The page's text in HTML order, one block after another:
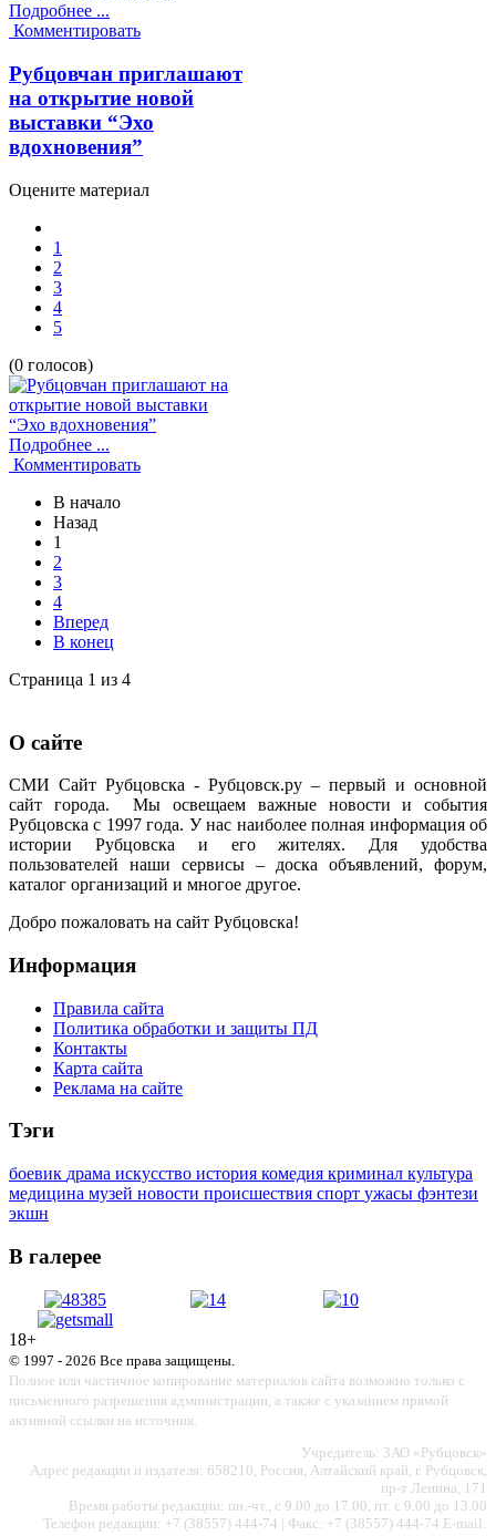
Подробнее ...
Комментировать
Рубцовчан приглашают
на открытие новой
выставки “Эхо
вдохновения”
Оцените материал
1
2
3
4
5
(0 голосов)
Подробнее ...
Комментировать
В начало
Назад
1
2
3
4
Вперед
В конец
Страница 1 из 4
О сайте
СМИ Сайт Рубцовска - Рубцовск.ру – первый и основной
сайт города. Мы освещаем важные новости и события
Рубцовска с 1997 года. У нас наиболее полная информация об
истории Рубцовска и его жителях. Для удобства
пользователей наши сервисы – доска объявлений, форум,
каталог организаций и многое другое.
Добро пожаловать на сайт Рубцовска!
Информация
Правила сайта
Политика обработки и защиты ПД
Контакты
Карта сайта
Реклама на сайте
Тэги
боевик драма искусство история комедия криминал культура
медицина музей новости происшествия спорт ужасы фэнтези
экшн
В галерее
18+
© 1997 - 2026 Все права защищены.
Полное или частичное копирование материалов сайта возможно только с
письменного разрешения администрации, а также с указанием прямой
активной ссылки на источник.
Учредитель: ЗАО «Рубцовск»
Адрес редакции и издателя: 658210, Россия, Алтайский край, г. Рубцовск,
пр-т Ленина, 171
Время работы редакции: пн.-чт., с 9.00 до 17.00, пт. с 9.00 до 13.00
Телефон редакции: +7 (38557) 444-74 | Факс: +7 (38557) 444-74 E-mail: